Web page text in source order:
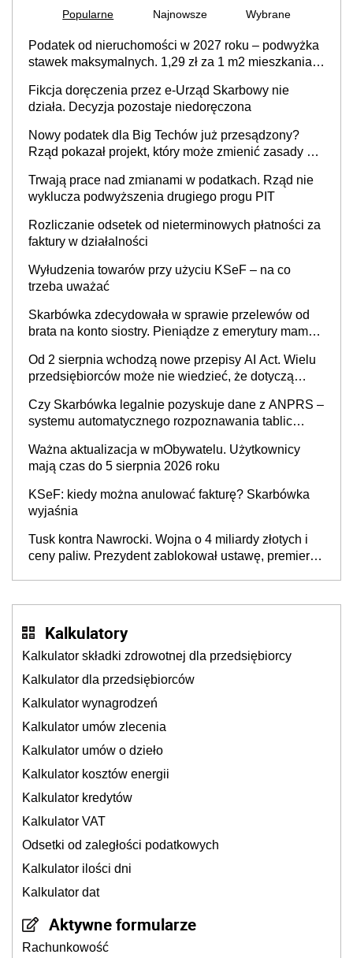
Popularne Najnowsze Wybrane
Podatek od nieruchomości w 2027 roku – podwyżka
stawek maksymalnych. 1,29 zł za 1 m2 mieszkania,
prowadzeniem działalności gospodarczej
Fikcja doręczenia przez e-Urząd Skarbowy nie
działa. Decyzja pozostaje niedoręczona
Nowy podatek dla Big Techów już przesądzony?
Rząd pokazał projekt, który może zmienić zasady gry
Trwają prace nad zmianami w podatkach. Rząd nie
wyklucza podwyższenia drugiego progu PIT
Rozliczanie odsetek od nieterminowych płatności za
faktury w działalności
Wyłudzenia towarów przy użyciu KSeF – na co
trzeba uważać
Skarbówka zdecydowała w sprawie przelewów od
brata na konto siostry. Pieniądze z emerytury mamy
będzie
Od 2 sierpnia wchodzą nowe przepisy AI Act. Wielu
przedsiębiorców może nie wiedzieć, że dotyczą
Czy Skarbówka legalnie pozyskuje dane z ANPRS –
systemu automatycznego rozpoznawania tablic
Ważna aktualizacja w mObywatelu. Użytkownicy
mają czas do 5 sierpnia 2026 roku
KSeF: kiedy można anulować fakturę? Skarbówka
wyjaśnia
Tusk kontra Nawrocki. Wojna o 4 miliardy złotych i
ceny paliw. Prezydent zablokował ustawę, premier
Kalkulatory
Kalkulator składki zdrowotnej dla przedsiębiorcy
Kalkulator dla przedsiębiorców
Kalkulator wynagrodzeń
Kalkulator umów zlecenia
Kalkulator umów o dzieło
Kalkulator kosztów energii
Kalkulator kredytów
Kalkulator VAT
Odsetki od zaległości podatkowych
Kalkulator ilości dni
Kalkulator dat
Aktywne formularze
Rachunkowość